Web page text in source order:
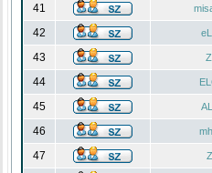
41
42
43
44
45
46
47